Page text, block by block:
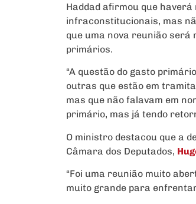
Haddad afirmou que
infraconstitucionais, mas
que uma nova reunião
primários.
“A questão do gasto
outras que estão em
mas que não falavam em
primário, mas já tendo
O ministro destacou que a
Câmara dos Deputados,
“Foi uma reunião muito
muito grande para